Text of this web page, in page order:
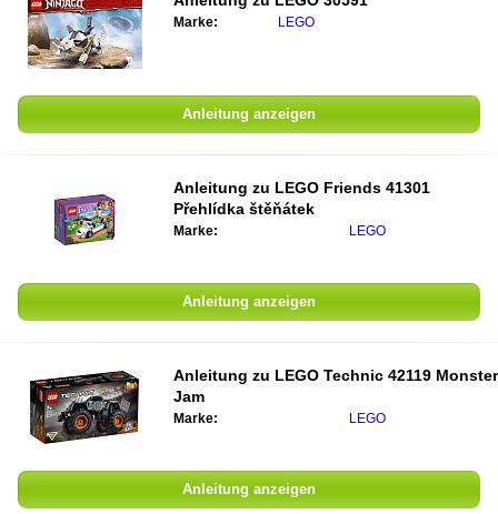
Marke: LEGO
Anleitung anzeigen
Anleitung zu LEGO Friends 41301
Přehlídka štěňátek
Marke: LEGO
Anleitung anzeigen
Anleitung zu LEGO Technic 42119 Monster
Jam
Marke: LEGO
Anleitung anzeigen